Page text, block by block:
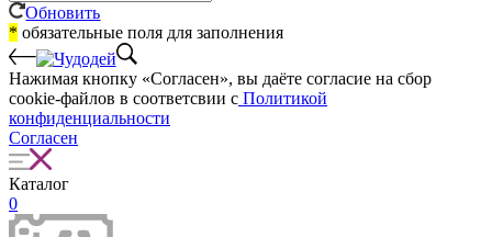
Обновить
* обязательные поля для заполнения
Нажимая кнопку «Согласен», вы даёте cогласие на сбор
cookie-файлов в соответсвии с Политикой
конфиденциальности
Согласен
Каталог
0